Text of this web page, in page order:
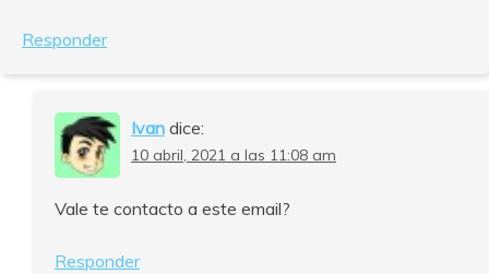
Responder
Ivan dice:
10 abril, 2021 a las 11:08 am
Vale te contacto a este email?
Responder